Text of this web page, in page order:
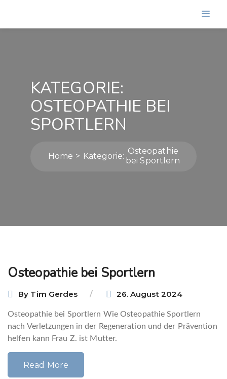
KATEGORIE:
OSTEOPATHIE BEI
SPORTLERN
Home Kategorie: Osteopathie
bei Sportlern
Osteopathie bei Sportlern
By Tim Gerdes 26. August 2024
Osteopathie bei Sportlern Wie Osteopathie Sportlern
nach Verletzungen in der Regeneration und der Prävention
helfen kann Frau Z. ist Mutter.
Read More